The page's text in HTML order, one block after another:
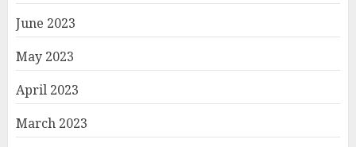
June 2023
May 2023
April 2023
March 2023